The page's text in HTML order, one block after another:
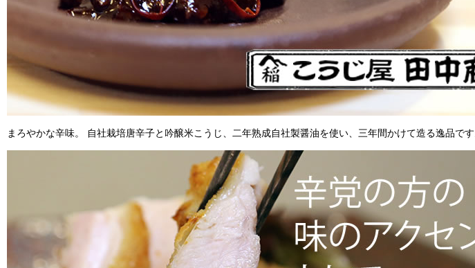
まろやかな辛味。 自社栽培唐辛子と吟醸米こうじ、二年熟成自社製醤油を使い、三年間かけて造る逸品で